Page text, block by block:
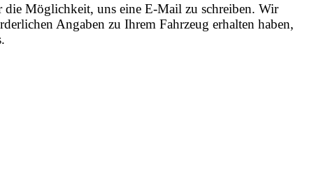
Möglichkeit, uns eine E-Mail zu schreiben. Wir
Angaben zu Ihrem Fahrzeug erhalten haben,